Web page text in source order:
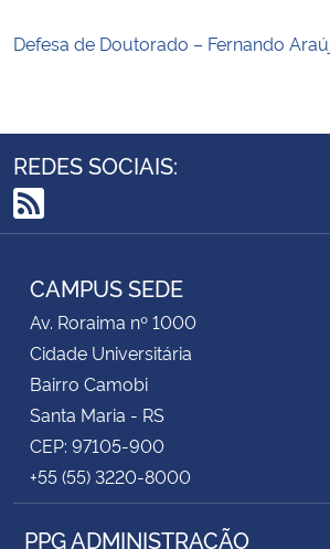
Defesa de Doutorado – Fernando
REDES SOCIAIS:
RSS
CAMPUS SEDE
Av. Roraima nº 1000
Cidade Universitária
Bairro Camobi
Santa Maria - RS
CEP: 97105-900
+55 (55) 3220-8000
PPG ADMINISTRAÇÃO